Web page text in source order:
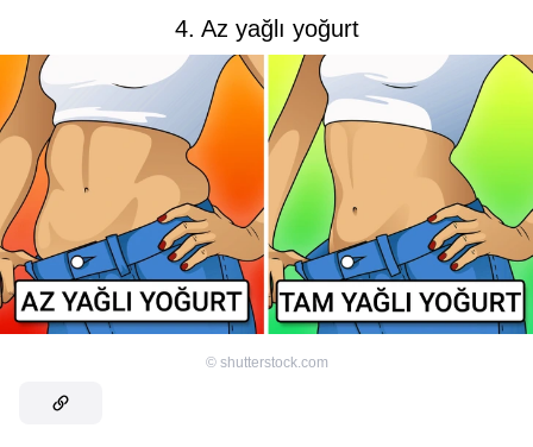
4. Az yağlı yoğurt
© shutterstock.com